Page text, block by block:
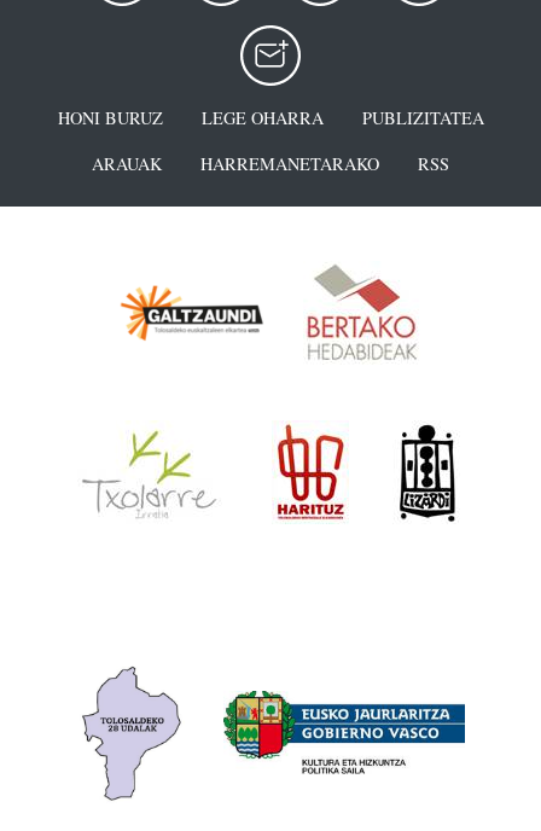
HONI BURUZ LEGE OHARRA
PUBLIZITATEA
ARAUAK
HARREMANETARAKO RSS